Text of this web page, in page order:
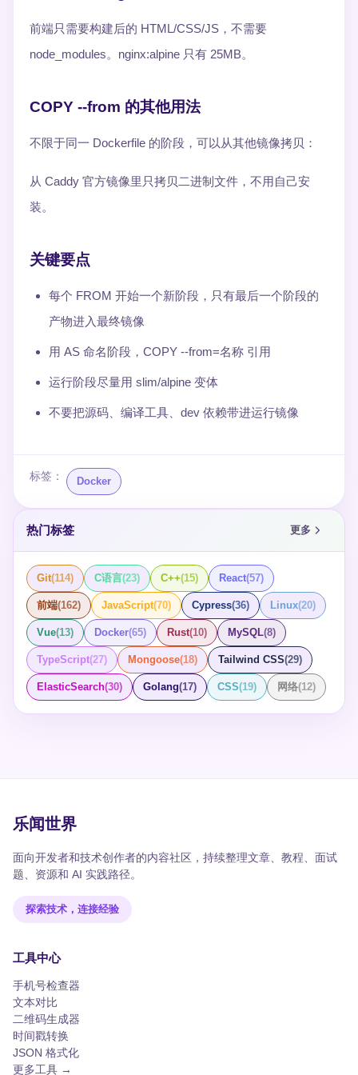
前端只需要构建后的 HTML/CSS/JS，不需要
node_modules。nginx:alpine 只有 25MB。
COPY --from 的其他用法
不限于同一 Dockerfile 的阶段，可以从其他镜像拷贝：
从 Caddy 官方镜像里只拷贝二进制文件，不用自己安
装。
关键要点
每个 FROM 开始一个新阶段，只有最后一个阶段的
产物进入最终镜像
用 AS 命名阶段，COPY --from=名称 引用
运行阶段尽量用 slim/alpine 变体
不要把源码、编译工具、dev 依赖带进运行镜像
标签： Docker
热门标签 更多
Git(114) C语言(23) C++(15) React(57)
前端(162) JavaScript(70) Cypress(36) Linux(20)
Vue(13) Docker(65) Rust(10) MySQL(8)
TypeScript(27) Mongoose(18) Tailwind CSS(29)
ElasticSearch(30) Golang(17) CSS(19) 网络(12)
乐闻世界
面向开发者和技术创作者的内容社区，持续整理文章、教程、面试
题、资源和 AI 实践路径。
探索技术，连接经验
工具中心
手机号检查器
文本对比
二维码生成器
时间戳转换
JSON 格式化
更多工具 →